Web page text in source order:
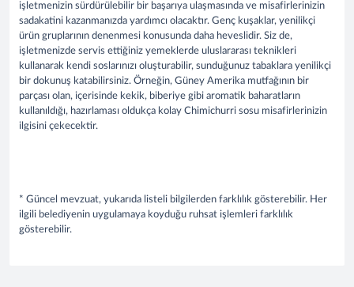
işletmenizin sürdürülebilir bir başarıya ulaşmasında ve misafirlerinizin
sadakatini kazanmanızda yardımcı olacaktır. Genç kuşaklar, yenilikçi
ürün gruplarının denenmesi konusunda daha heveslidir. Siz de,
işletmenizde servis ettiğiniz yemeklerde uluslararası teknikleri
kullanarak kendi soslarınızı oluşturabilir, sunduğunuz tabaklara yenilikçi
bir dokunuş katabilirsiniz. Örneğin, Güney Amerika mutfağının bir
parçası olan, içerisinde kekik, biberiye gibi aromatik baharatların
kullanıldığı, hazırlaması oldukça kolay Chimichurri sosu misafirlerinizin
ilgisini çekecektir.
* Güncel mevzuat, yukarıda listeli bilgilerden farklılık gösterebilir. Her
ilgili belediyenin uygulamaya koyduğu ruhsat işlemleri farklılık
gösterebilir.